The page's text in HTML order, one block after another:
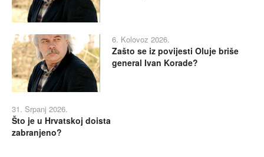
6. Kolovoz 2026.
Zašto se iz povijesti Oluje briše
general Ivan Korade?
31. Srpanj 2026.
Što je u Hrvatskoj doista
zabranjeno?